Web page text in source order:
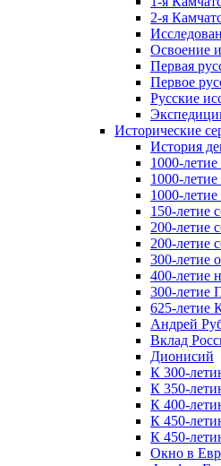
2-я
Освоение
Первая
Первое
Русские
Исторические
История
1000-
1000-
1000-
150-летие
200-летие
200-летие
300-летие
400-летие
300-летие
625-летие
Андрей
Вклад
Дионисий
К 300-
К 350-
К 400-
К 450-
К 450-
Окно в